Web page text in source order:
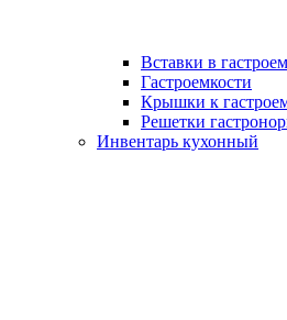
Вставки в
Гастроемкости
Крышки к
Решетки
Инвентарь кухонный